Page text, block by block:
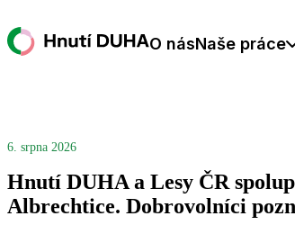
O násNaše práce
6. srpna 2026
Hnutí DUHA a Lesy ČR
Albrechtice. Dobrovolníci